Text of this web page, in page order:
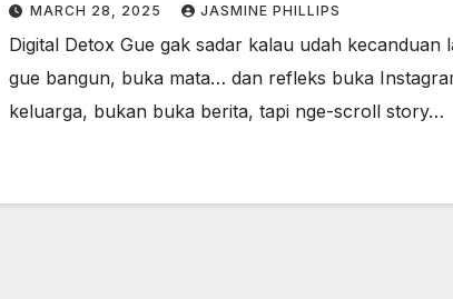
MARCH 28, 2025 JASMINE PHILLIPS
Digital Detox Gue gak sadar kalau udah kecanduan
gue bangun, buka mata… dan refleks buka
keluarga, bukan buka berita, tapi nge-scroll story…